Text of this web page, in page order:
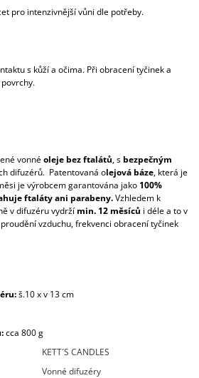
pro intenzivnější vůni dle potřeby.
s kůží a očima. Při obracení tyčinek a
vonnéoleje bez ftalátů, s bezpečným
difuzérů. Patentovaná olejová báze, která je
je výrobcem garantována jako 100%
ftaláty ani parabeny.Vzhledem k
v difuzéru vydrží min. 12 měsíců i déle a to v
vzduchu, frekvenci obracení tyčinek
š.10 x v 13 cm
cca 800g
KETT´S CANDLES
Vonné difuzéry